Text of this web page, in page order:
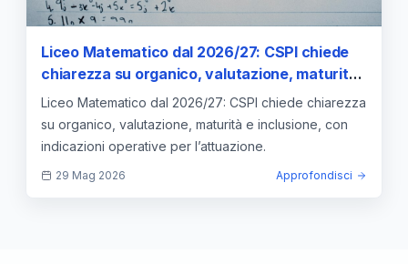
Liceo Matematico dal 2026/27: CSPI chiede
chiarezza su organico, valutazione, maturità
e inclusione
Liceo Matematico dal 2026/27: CSPI chiede chiarezza
su organico, valutazione, maturità e inclusione, con
indicazioni operative per l’attuazione.
29 Mag 2026 Approfondisci